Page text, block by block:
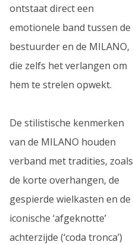
ontstaat direct een
emotionele band tussen de
bestuurder en de MILANO,
die zelfs het verlangen om
hem te strelen opwekt.
De stilistische kenmerken
van de MILANO houden
verband met tradities, zoals
de korte overhangen, de
gespierde wielkasten en de
iconische ‘afgeknotte’
achterzijde (‘coda tronca’)